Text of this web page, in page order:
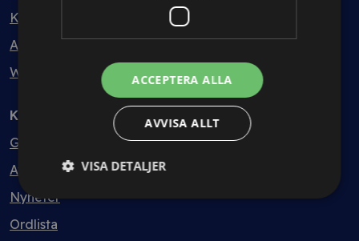
Kurspaket
Abonnemang
Webbinarium
Kunskapsbank
Guider
Avtalsmallar
Nyheter
Ordlista
ACCEPTERA ALLA
AVVISA ALLT
VISA DETALJER